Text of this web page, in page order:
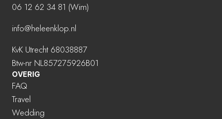
06 12 62 34 81 (Wim)
info@heleenklop.nl
KvK Utrecht 68038887
Btw-nr NL857275926B01
OVERIG
FAQ
Travel
Wedding